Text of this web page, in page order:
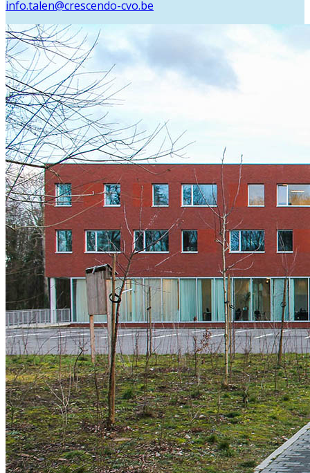
info.talen@crescendo-cvo.be